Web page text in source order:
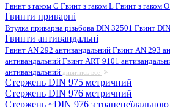
Гвинт з гаком C Гвинт з гаком L Гвинт з гаком O
Гвинти приварні
Втулка приварна різьбова DIN 32501 Гвинт
Гвинти антивандальні
Гвинт AN 292 антивандальний Гвинт AN 293
антивандальний Гвинт ART 9101
антивандальний дивитись все
Стержень DIN 975 метричний
Стержень DIN 976 метричний
Стержень ~DIN 976 з трапецеїдальною